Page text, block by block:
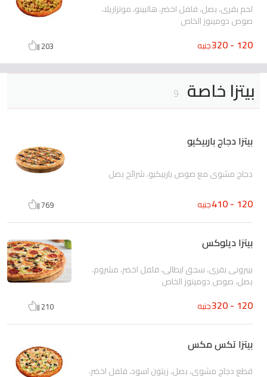
لحم بقرى، بصل، فلفل اخضر، هالبينو، موتزاريلا،
صوص دومينوز الخاص
120 - 320 جنيه 203
بيتزا خاصة 9
بيتزا دجاج باربيكيو
دجاج مشوى مع صوص باربيكيو، شرائح بصل
120 - 410 جنيه 769
بيتزا ديلوكس
بيبرونى بقرى، سجق ايطالى، فلفل اخضر، مشروم،
بصل، صوص دومينوز الخاص
120 - 320 جنيه 210
بيتزا تكس مكس
قطع دجاج مشوى، بصل، زيتون اسود، فلفل اخضر،